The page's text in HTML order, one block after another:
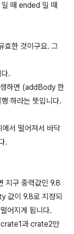
때 ended 일 때
효한 것이구요. 그
.
하면 (addBody 한
하라는 뜻입니다.
서 떨어져서 바닥
.
지구 중력값인 9.8
값이 9.8로 지정되
어지게 됩니다.
crate1과 crate2만